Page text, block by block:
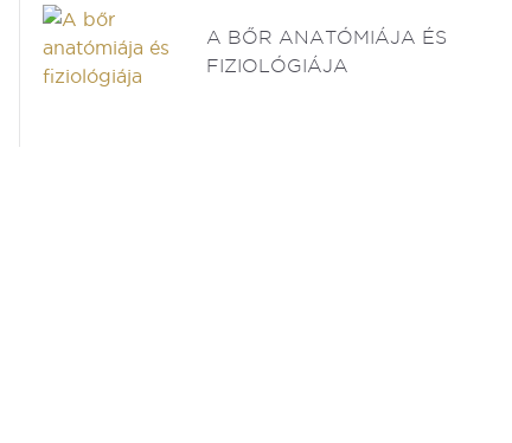
A BŐR ANATÓMIÁJA ÉS
FIZIOLÓGIÁJA